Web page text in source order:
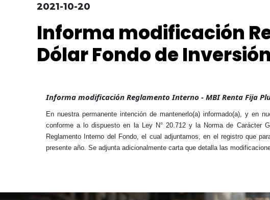
2021-10-20
Informa modificación
Dólar Fondo de Inversión
Informa modificación Reglamento Interno - MBI Renta Fija
En nuestra permanente intención de mantenerlo(a) informado(a), y en
conforme a lo dispuesto en la Ley N° 20.712 y la Norma de Carácter
Reglamento Interno del Fondo, el cual adjuntamos, en el registro que
presente año. Se adjunta adicionalmente carta que detalla las